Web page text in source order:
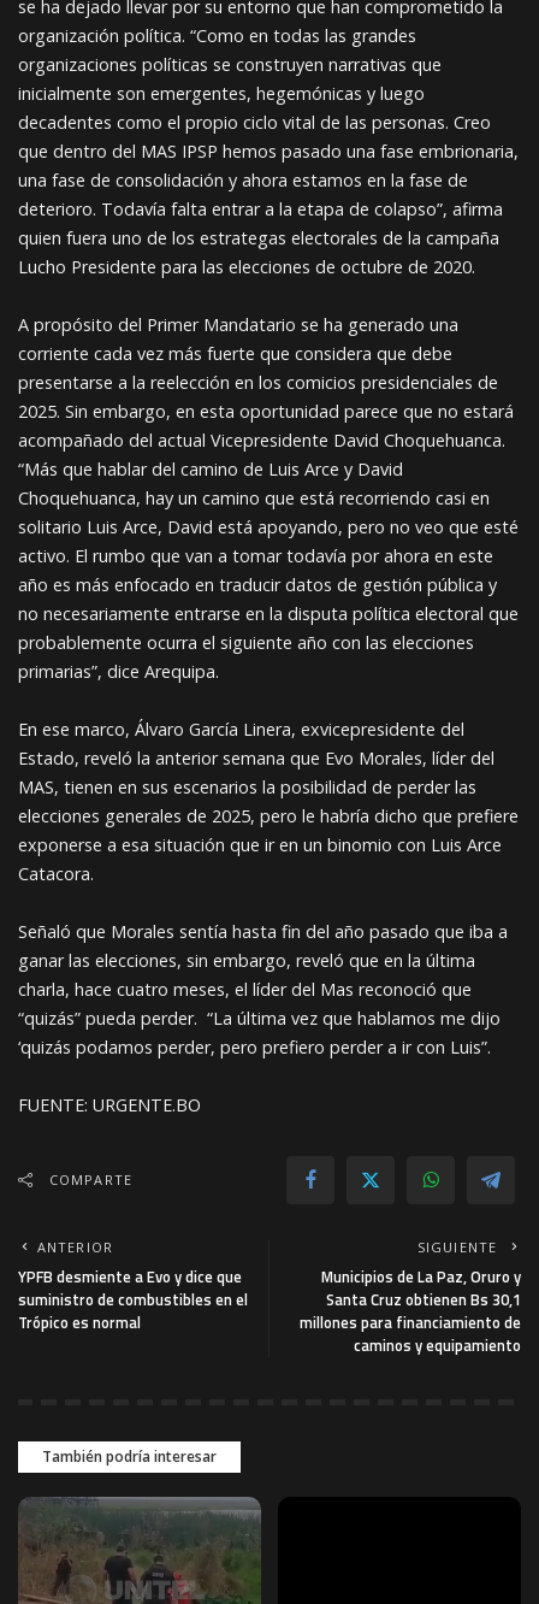
se ha dejado llevar por su entorno que han comprometido la
organización política. “Como en todas las grandes
organizaciones políticas se construyen narrativas que
inicialmente son emergentes, hegemónicas y luego
decadentes como el propio ciclo vital de las personas. Creo
que dentro del MAS IPSP hemos pasado una fase embrionaria,
una fase de consolidación y ahora estamos en la fase de
deterioro. Todavía falta entrar a la etapa de colapso”, afirma
quien fuera uno de los estrategas electorales de la campaña
Lucho Presidente para las elecciones de octubre de 2020.
A propósito del Primer Mandatario se ha generado una
corriente cada vez más fuerte que considera que debe
presentarse a la reelección en los comicios presidenciales de
2025. Sin embargo, en esta oportunidad parece que no estará
acompañado del actual Vicepresidente David Choquehuanca.
“Más que hablar del camino de Luis Arce y David
Choquehuanca, hay un camino que está recorriendo casi en
solitario Luis Arce, David está apoyando, pero no veo que esté
activo. El rumbo que van a tomar todavía por ahora en este
año es más enfocado en traducir datos de gestión pública y
no necesariamente entrarse en la disputa política electoral que
probablemente ocurra el siguiente año con las elecciones
primarias”, dice Arequipa.
En ese marco, Álvaro García Linera, exvicepresidente del
Estado, reveló la anterior semana que Evo Morales, líder del
MAS, tienen en sus escenarios la posibilidad de perder las
elecciones generales de 2025, pero le habría dicho que prefiere
exponerse a esa situación que ir en un binomio con Luis Arce
Catacora.
Señaló que Morales sentía hasta fin del año pasado que iba a
ganar las elecciones, sin embargo, reveló que en la última
charla, hace cuatro meses, el líder del Mas reconoció que
“quizás” pueda perder. “La última vez que hablamos me dijo
‘quizás podamos perder, pero prefiero perder a ir con Luis”.
FUENTE: URGENTE.BO
COMPARTE
ANTERIOR
YPFB desmiente a Evo y dice que
suministro de combustibles en el
Trópico es normal
SIGUIENTE
Municipios de La Paz, Oruro y
Santa Cruz obtienen Bs 30,1
millones para financiamiento de
caminos y equipamiento
También podría interesar